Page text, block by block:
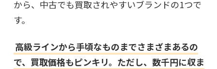
から、中古でも買取されやすいブランドの1つで
す。
高級ラインから手頃なものまでさまざまあるの
で、買取価格もピンキリ。ただし、数千円に収ま